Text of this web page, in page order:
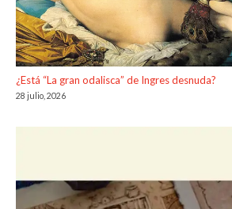
¿Está “La gran odalisca” de Ingres desnuda?
28 julio, 2026